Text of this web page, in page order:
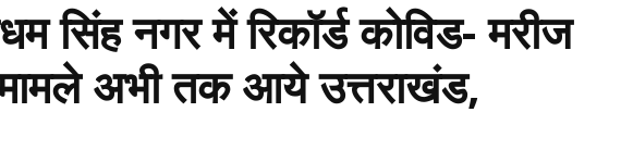
सिंह नगर में रिकॉर्ड कोविड- मरीज
अभी तक आये उत्तराखंड,